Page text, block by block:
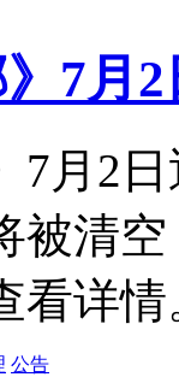
》7月
7月2
被清
看详情
公告